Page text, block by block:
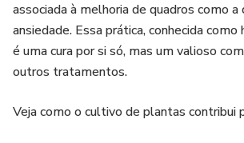
associada à melhoria de quadros como a
ansiedade. Essa prática, conhecida
é uma cura por si só, mas um valioso
outros tratamentos.
​Veja como o cultivo de plantas contribui